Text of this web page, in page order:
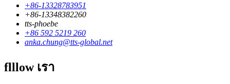
+86-13328783951
+86-13348382260
tts-phoebe
+86 592 5219 260
anka.chung@tts-global.net
flllow เรา